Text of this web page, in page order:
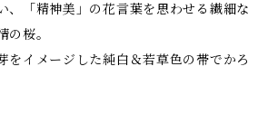
、「精神美」の花言葉を思わせる繊細な
の桜。
をイメージした純白＆若草色の帯でかろ